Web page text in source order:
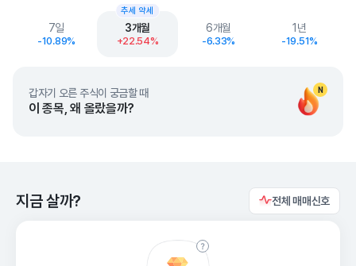
End of interactive chart.
7일
-10.89%
3개월
+22.54%
추세 약세
6개월
-6.33%
1년
-19.51%
N
갑자기 오른 주식이 궁금할 때
이 종목, 왜 올랐을까?
지금 살까? 전체 매매신호